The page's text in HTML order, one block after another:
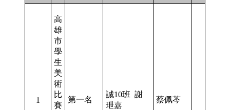
1
高
雄
市
學
生
美
術
比
賽
第一名
誠10班 謝
玴嘉
蔡佩芩